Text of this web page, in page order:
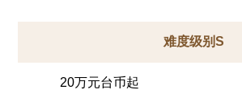
难度级别S
20万元台币起